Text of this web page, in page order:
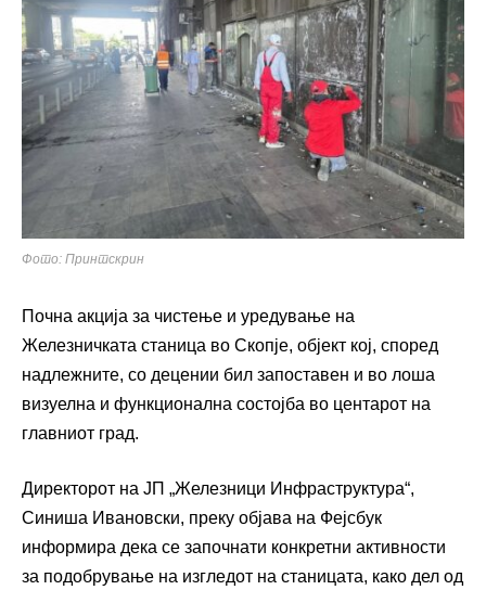
Фото: Принтскрин
Почна акција за чистење и уредување на
Железничката станица во Скопје, објект кој, според
надлежните, со децении бил запоставен и во лоша
визуелна и функционална состојба во центарот на
главниот град.
Директорот на ЈП „Железници Инфраструктура“,
Синиша Ивановски, преку објава на Фејсбук
информира дека се започнати конкретни активности
за подобрување на изгледот на станицата, како дел од